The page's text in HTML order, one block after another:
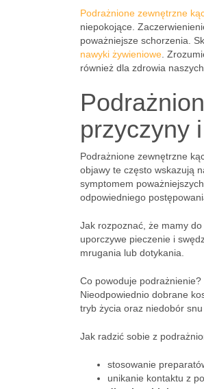
Podrażnione zewnętrzne
niepokojące.
poważniejsze schorzenia.
nawyki żywieniowe .
również dla zdrowia
przyczyny
Podrażnione zewnętrzne
objawy te często wskazują
symptomem
odpowiedniego
Jak rozpoznać, że mamy
uporczywe pieczenie i
mrugania lub dotykania.
Co powoduje podrażnienie?
Nieodpowiednio dobrane
tryb życia oraz niedobór
Jak radzić sobie z
stosowanie
unikanie kontaktu z